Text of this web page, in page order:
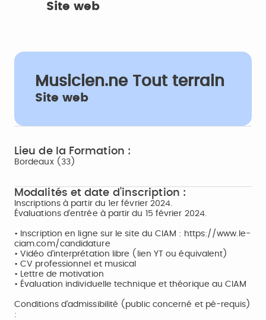
Site web
Musicien.ne Tout terrain
Site web
Lieu de la Formation :
Bordeaux (33)
Modalités et date d'inscription :
Inscriptions à partir du 1er février 2024.
Évaluations d’entrée à partir du 15 février 2024.
• Inscription en ligne sur le site du CIAM : https://www.le-
ciam.com/candidature
• Vidéo d’interprétation libre (lien YT ou équivalent)
• CV professionnel et musical
• Lettre de motivation
• Évaluation individuelle technique et théorique au CIAM
Conditions d'admissibilité (public concerné et pé-requis)
: